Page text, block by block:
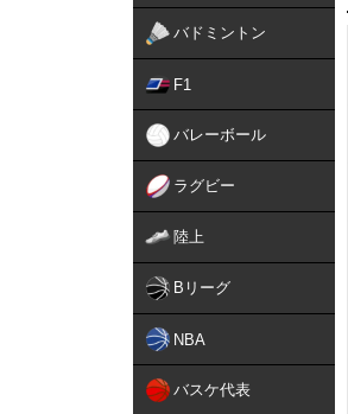
バドミントン
F1
バレーボール
ラグビー
陸上
Bリーグ
NBA
バスケ代表